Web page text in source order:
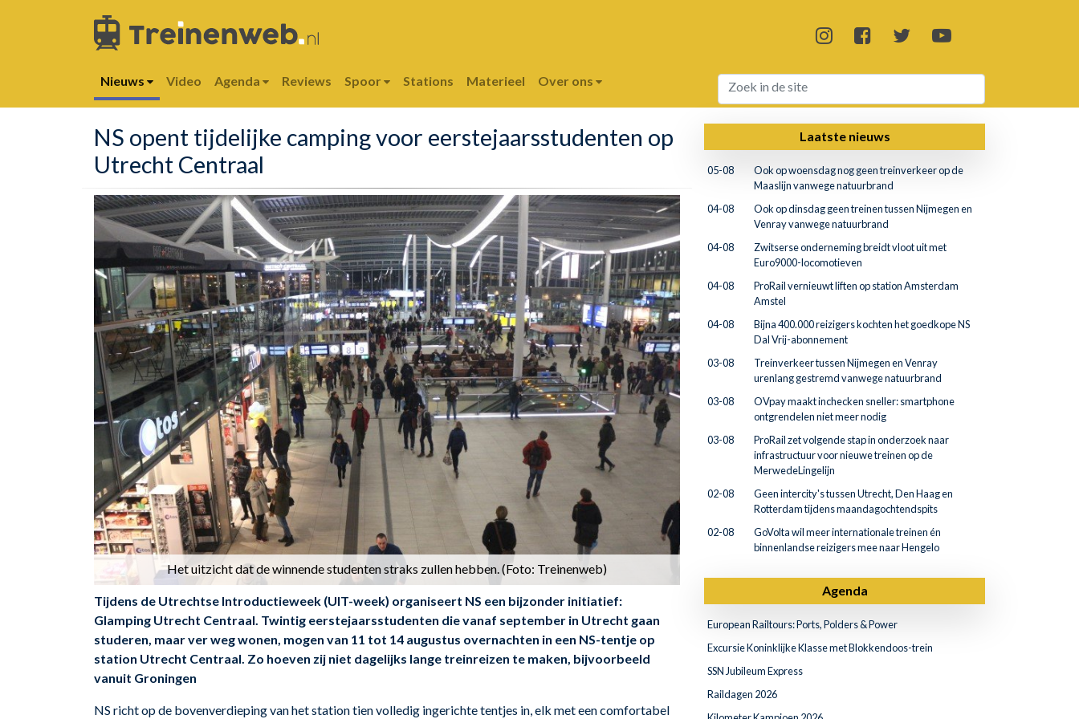
Nieuws Video Agenda Reviews Spoor Stations Materieel Over ons
NS opent tijdelijke camping voor eerstejaarsstudenten op
Utrecht Centraal
Het uitzicht dat de winnende studenten straks zullen hebben. (Foto: Treinenweb)
Tijdens de Utrechtse Introductieweek (UIT-week) organiseert NS een bijzonder initiatief:
Glamping Utrecht Centraal. Twintig eerstejaarsstudenten die vanaf september in Utrecht gaan
studeren, maar ver weg wonen, mogen van 11 tot 14 augustus overnachten in een NS-tentje op
station Utrecht Centraal. Zo hoeven zij niet dagelijks lange treinreizen te maken, bijvoorbeeld
vanuit Groningen
NS richt op de bovenverdieping van het station tien volledig ingerichte tentjes in, elk met een comfortabel
Laatste nieuws
05-08
Ook op woensdag nog geen treinverkeer op de
Maaslijn vanwege natuurbrand
04-08
Ook op dinsdag geen treinen tussen Nijmegen en
Venray vanwege natuurbrand
04-08
Zwitserse onderneming breidt vloot uit met
Euro9000-locomotieven
04-08
ProRail vernieuwt liften op station Amsterdam
Amstel
04-08
Bijna 400.000 reizigers kochten het goedkope NS
Dal Vrij-abonnement
03-08
Treinverkeer tussen Nijmegen en Venray
urenlang gestremd vanwege natuurbrand
03-08
OVpay maakt inchecken sneller: smartphone
ontgrendelen niet meer nodig
03-08
ProRail zet volgende stap in onderzoek naar
infrastructuur voor nieuwe treinen op de
MerwedeLingelijn
02-08
Geen intercity's tussen Utrecht, Den Haag en
Rotterdam tijdens maandagochtendspits
02-08
GoVolta wil meer internationale treinen én
binnenlandse reizigers mee naar Hengelo
Agenda
European Railtours: Ports, Polders & Power
Excursie Koninklijke Klasse met Blokkendoos-trein
SSN Jubileum Express
Raildagen 2026